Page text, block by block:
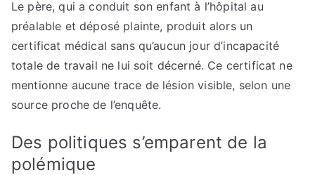
Le père, qui a conduit son enfant à l’hôpital au
préalable et déposé plainte, produit alors un
certificat médical sans qu’aucun jour d’incapacité
totale de travail ne lui soit décerné. Ce certificat ne
mentionne aucune trace de lésion visible, selon une
source proche de l’enquête.
Des politiques s’emparent de la
polémique